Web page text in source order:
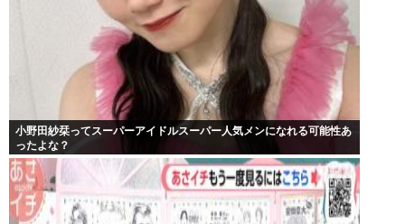
小野田紗栞ってスーパーアイドルスーパー人気メンになれる可能性あ
ったよな？